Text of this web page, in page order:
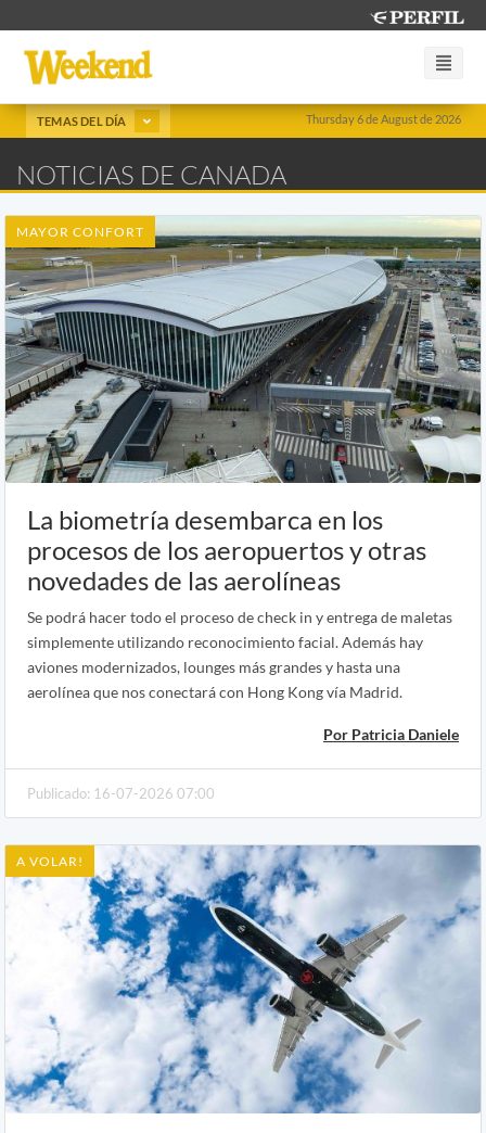
Thursday 6 de August de 2026
TEMAS DEL DÍA
NOTICIAS DE CANADA
MAYOR CONFORT
La biometría desembarca en los
procesos de los aeropuertos y otras
novedades de las aerolíneas
Se podrá hacer todo el proceso de check in y entrega de maletas
simplemente utilizando reconocimiento facial. Además hay
aviones modernizados, lounges más grandes y hasta una
aerolínea que nos conectará con Hong Kong vía Madrid.
Por Patricia Daniele
Publicado: 16-07-2026 07:00
A VOLAR!